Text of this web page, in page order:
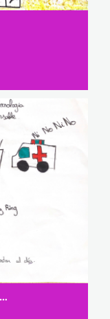
USO RESPONSABLE DE LA TECNOLOGÍA